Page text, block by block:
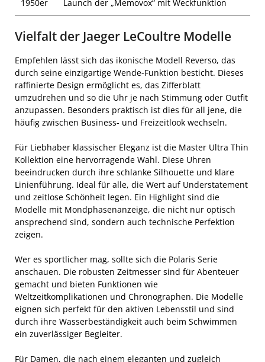
1950er Launch der „Memovox“ mit Weckfunktion
Vielfalt der Jaeger LeCoultre Modelle
Empfehlen lässt sich das ikonische Modell Reverso, das
durch seine einzigartige Wende-Funktion besticht. Dieses
raffinierte Design ermöglicht es, das Zifferblatt
umzudrehen und so die Uhr je nach Stimmung oder Outfit
anzupassen. Besonders praktisch ist dies für all jene, die
häufig zwischen Business- und Freizeitlook wechseln.
Für Liebhaber klassischer Eleganz ist die Master Ultra Thin
Kollektion eine hervorragende Wahl. Diese Uhren
beeindrucken durch ihre schlanke Silhouette und klare
Linienführung. Ideal für alle, die Wert auf Understatement
und zeitlose Schönheit legen. Ein Highlight sind die
Modelle mit Mondphasenanzeige, die nicht nur optisch
ansprechend sind, sondern auch technische Perfektion
zeigen.
Wer es sportlicher mag, sollte sich die Polaris Serie
anschauen. Die robusten Zeitmesser sind für Abenteuer
gemacht und bieten Funktionen wie
Weltzeitkomplikationen und Chronographen. Die Modelle
eignen sich perfekt für den aktiven Lebensstil und sind
durch ihre Wasserbeständigkeit auch beim Schwimmen
ein zuverlässiger Begleiter.
Für Damen, die nach einem eleganten und zugleich